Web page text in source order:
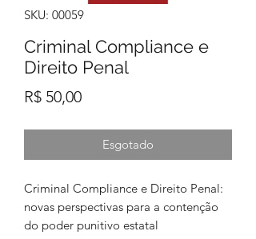
SKU: 00059
Criminal Compliance e
Direito Penal
R$ 50,00Preço
Esgotado
Criminal Compliance e Direito Penal:
novas perspectivas para a contenção
do poder punitivo estatal